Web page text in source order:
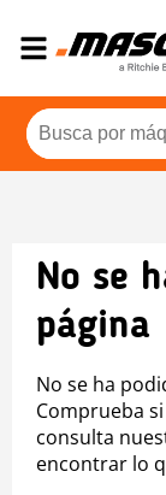
No se
página
No se ha
Comprueba
consulta
encontrar lo